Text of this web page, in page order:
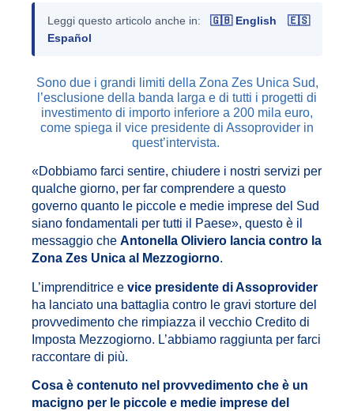
Leggi questo articolo anche in: 🇬🇧 English
🇪🇸
Español
Sono due i grandi limiti della Zona Zes Unica Sud,
l’esclusione della banda larga e di tutti i progetti di
investimento di importo inferiore a 200 mila euro,
come spiega il vice presidente di Assoprovider in
quest’intervista.
«Dobbiamo farci sentire, chiudere i nostri servizi per
qualche giorno, per far comprendere a questo
governo quanto le piccole e medie imprese del Sud
siano fondamentali per tutti il Paese», questo è il
messaggio che Antonella Oliviero lancia contro la
Zona Zes Unica al Mezzogiorno.
L’imprenditrice e vice presidente di Assoprovider
ha lanciato una battaglia contro le gravi storture del
provvedimento che rimpiazza il vecchio Credito di
Imposta Mezzogiorno. L’abbiamo raggiunta per farci
raccontare di più.
Cosa è contenuto nel provvedimento che è un
macigno per le piccole e medie imprese del